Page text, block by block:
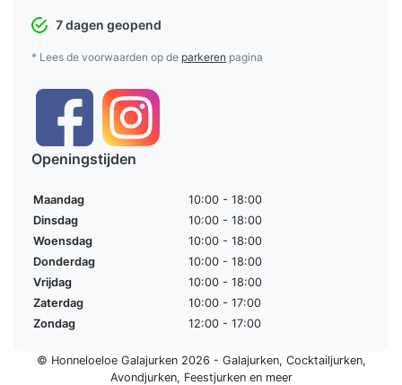
7 dagen geopend
* Lees de voorwaarden op de parkeren pagina
Openingstijden
Maandag
10:00 - 18:00
Dinsdag
10:00 - 18:00
Woensdag
10:00 - 18:00
Donderdag
10:00 - 18:00
Vrijdag
10:00 - 18:00
Zaterdag
10:00 - 17:00
Zondag
12:00 - 17:00
© Honneloeloe Galajurken 2026 - Galajurken, Cocktailjurken,
Avondjurken, Feestjurkenen meer